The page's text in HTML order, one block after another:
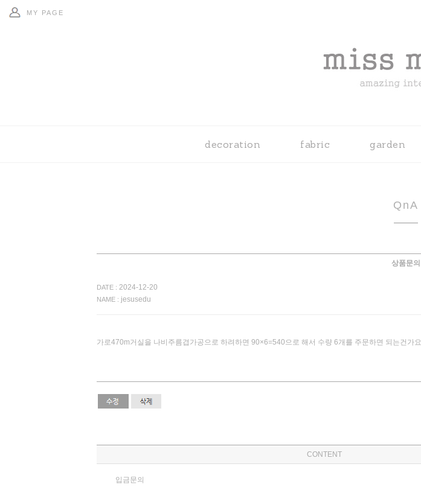
MY PAGE
decoration fabric garden
QnA
상품문의
DATE : 2024-12-20
NAME : jesusedu
가로470m거실을 나비주름겹가공으로 하려하면 90×6=540으로 해서 수량 6개를 주문하면 되는건가요
CONTENT
입금문의